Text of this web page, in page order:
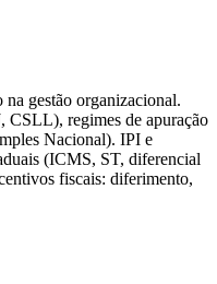
gestão organizacional.
CSLL), regimes de apuração
Nacional). IPI e
(ICMS, ST, diferencial
fiscais: diferimento,